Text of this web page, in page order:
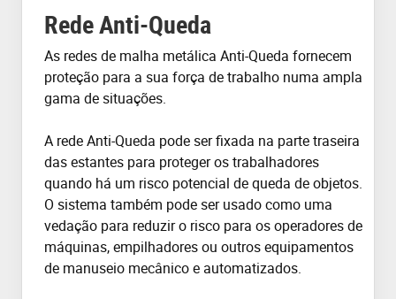
Rede Anti-Queda
As redes de malha metálica Anti-Queda fornecem
proteção para a sua força de trabalho numa ampla
gama de situações.
A rede Anti-Queda pode ser fixada na parte traseira
das estantes para proteger os trabalhadores
quando há um risco potencial de queda de objetos.
O sistema também pode ser usado como uma
vedação para reduzir o risco para os operadores de
máquinas, empilhadores ou outros equipamentos
de manuseio mecânico e automatizados.